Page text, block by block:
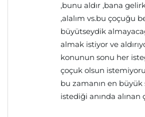
,bunu aldır ,bana
,alalım vs.bu çoçuğu
büyütseydik
almak istiyor ve
konunun sonu her
çoçuk olsun
bu zamanın en büyük
istediği anında alınan